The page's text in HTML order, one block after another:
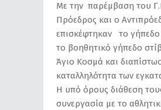
Με την παρέμβαση του
Πρόεδρος και ο
επισκέφτηκαν το γήπεδο
το βοηθητικό γήπεδο
Άγιο Κοσμά και
καταλληλότητα των
Η υπό όρους διάθεση
συνεργασία με το